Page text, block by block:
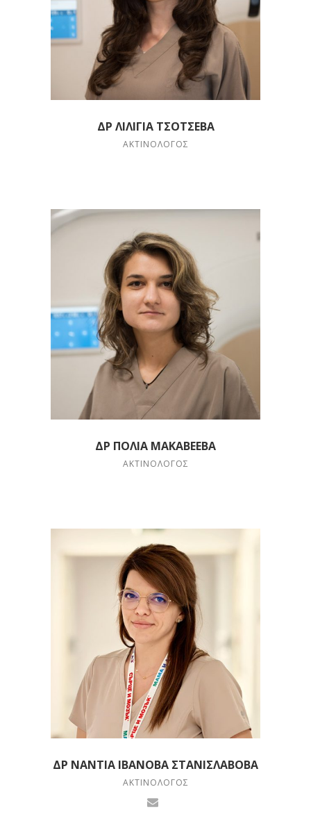
ΔΡ ΛΊΛΙΓΙΑ ΤΣΌΤΣΕΒΑ
ΑΚΤΙΝΟΛΌΓΟΣ
ΔΡ ΠΌΛΙΑ ΜΑΚΑΒΈΕΒΑ
ΑΚΤΙΝΟΛΌΓΟΣ
ΔΡ ΝΆΝΤΙΑ ΙΒΆΝΟΒΑ ΣΤΑΝΙΣΛΆΒΟΒΑ
ΑΚΤΙΝΟΛΌΓΟΣ